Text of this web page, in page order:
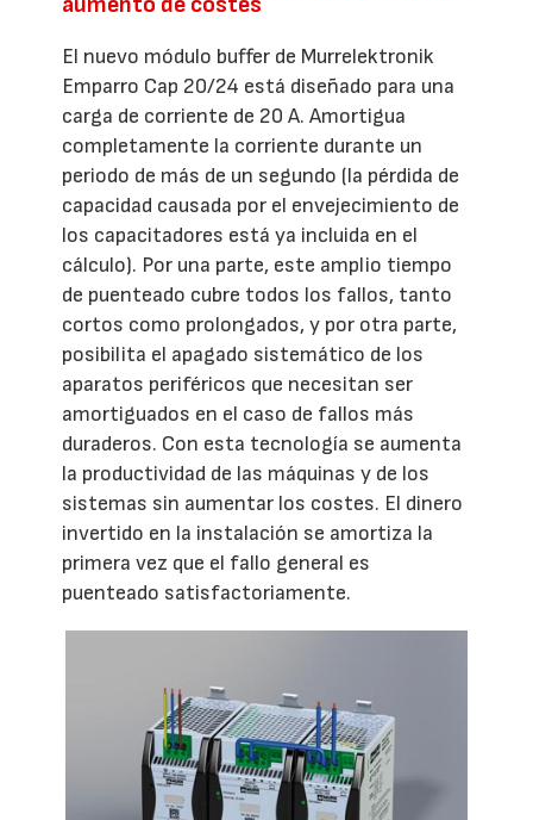
El nuevo módulo buffer de Murrelektronik
Emparro Cap 20/24 está diseñado para una
carga de corriente de 20 A. Amortigua
completamente la corriente durante un
periodo de más de un segundo (la pérdida de
capacidad causada por el envejecimiento de
los capacitadores está ya incluida en el
cálculo). Por una parte, este amplio tiempo
de puenteado cubre todos los fallos, tanto
cortos como prolongados, y por otra parte,
posibilita el apagado sistemático de los
aparatos periféricos que necesitan ser
amortiguados en el caso de fallos más
duraderos. Con esta tecnología se aumenta
la productividad de las máquinas y de los
sistemas sin aumentar los costes. El dinero
invertido en la instalación se amortiza la
primera vez que el fallo general es
puenteado satisfactoriamente.